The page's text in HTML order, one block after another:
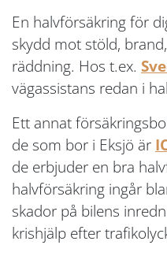
En halvförsäkring för
skydd mot stöld,
räddning. Hos t.ex.
vägassistans redan i
Ett annat
de som bor i Eksjö är
de erbjuder en bra
halvförsäkring ingår
skador på bilens
krishjälp efter